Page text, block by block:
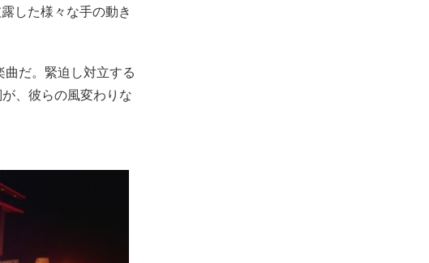
した様々な手の動き
曲だ。緊迫し対立する
、彼らの風変わりな